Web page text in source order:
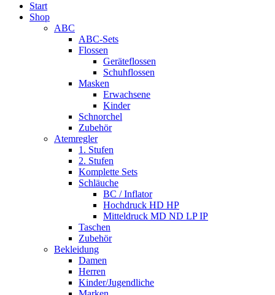
Start
Shop
ABC
ABC-Sets
Flossen
Geräteflossen
Schuhflossen
Masken
Erwachsene
Kinder
Schnorchel
Zubehör
Atemregler
1. Stufen
2. Stufen
Komplette Sets
Schläuche
BC / Inflator
Hochdruck HD HP
Mitteldruck MD ND LP IP
Taschen
Zubehör
Bekleidung
Damen
Herren
Kinder/Jugendliche